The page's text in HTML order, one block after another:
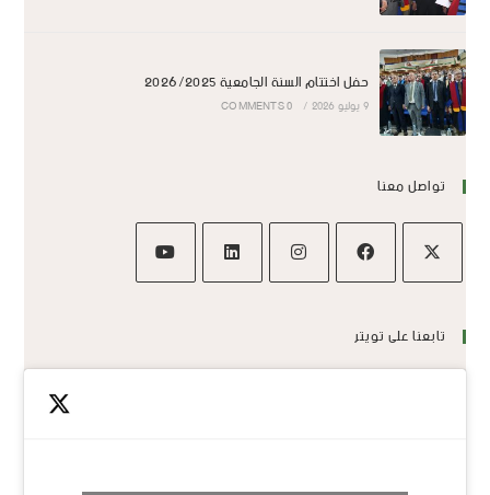
حفل اختتام السنة الجامعية 2026/2025
9 يوليو 2026 /
0 COMMENTS
تواصل معنا
تابعنا على تويتر